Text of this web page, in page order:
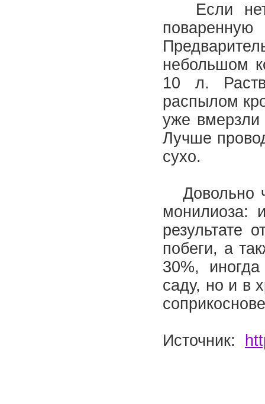
Если нет
небольшом
10 л.
распылом
уже
Лучше
сухо.
Довольно
монилиоза:
результате
побеги, а
30%,
саду, но и в
Источник: